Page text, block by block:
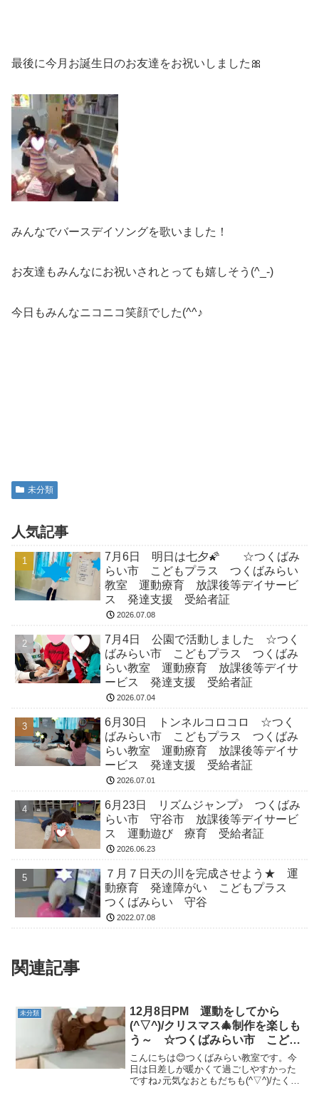
最後に今月お誕生日のお友達をお祝いしました🎀
みんなでバースデイソングを歌いました！
お友達もみんなにお祝いされとっても嬉しそう(^_-)
今日もみんなニコニコ笑顔でした(^^♪
未分類
人気記事
7月6日 明日は七夕🌠 ☆つくばみ
らい市 こどもプラス つくばみらい
教室 運動療育 放課後等デイサービ
ス 発達支援 受給者証
2026.07.08
7月4日 公園で活動しました ☆つく
ばみらい市 こどもプラス つくばみ
らい教室 運動療育 放課後等デイサ
ービス 発達支援 受給者証
2026.07.04
6月30日 トンネルコロコロ ☆つく
ばみらい市 こどもプラス つくばみ
らい教室 運動療育 放課後等デイサ
ービス 発達支援 受給者証
2026.07.01
6月23日 リズムジャンプ♪ つくばみ
らい市 守谷市 放課後等デイサービ
ス 運動遊び 療育 受給者証
2026.06.23
７月７日天の川を完成させよう★ 運
動療育 発達障がい こどもプラス
つくばみらい 守谷
2022.07.08
関連記事
未分類
12月8日PM 運動をしてから
(^▽^)/クリスマス🎄制作を楽しも
う～ ☆つくばみらい市 こども
プラス つくばみらい教室 運動
療育 運動遊び 放課後等デイサ
ービス 児童発達支援 受給者証
こんにちは😊つくばみらい教室です。今
日は日差しが暖かくて過ごしやすかった
ですね♪元気なおともだちも(^▽^)/たくさ